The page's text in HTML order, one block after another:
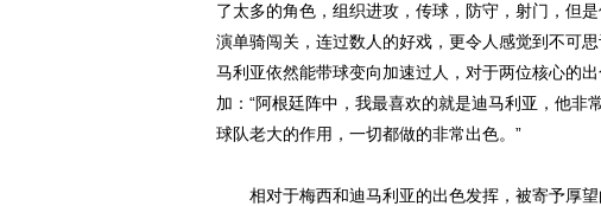
了太多的角色，组织进攻，传球，防守，射门，但
演单骑闯关，连过数人的好戏，更令人感觉到不可
马利亚依然能带球变向加速过人，对于两位核心的
加：“阿根廷阵中，我最喜欢的就是迪马利亚，他
球队老大的作用，一切都做的非常出色。”
相对于梅西和迪马利亚的出色发挥，被寄予厚望